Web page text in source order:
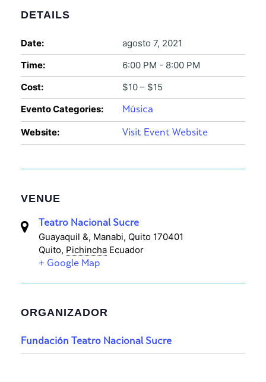
DETAILS
Date:
agosto 7, 2021
Time:
6:00 PM - 8:00 PM
Cost:
$10 – $15
Evento Categories:
Música
Website: Visit Event Website
VENUE
Teatro Nacional Sucre
Guayaquil &, Manabi, Quito 170401
Quito, Pichincha Ecuador
+ Google Map
ORGANIZADOR
Fundación Teatro Nacional Sucre